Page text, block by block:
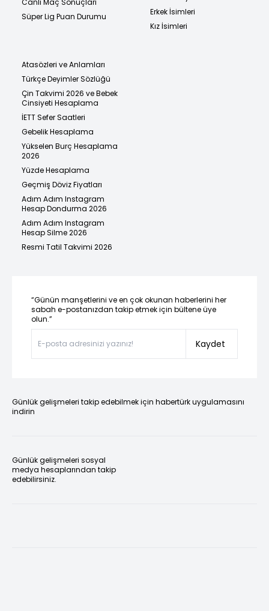
Canlı Maç Sonuçları
Süper Lig Puan Durumu
Erkek İsimleri
Kız İsimleri
Atasözleri ve Anlamları
Türkçe Deyimler Sözlüğü
Çin Takvimi 2026 ve Bebek
Cinsiyeti Hesaplama
İETT Sefer Saatleri
Gebelik Hesaplama
Yükselen Burç Hesaplama
2026
Yüzde Hesaplama
Geçmiş Döviz Fiyatları
Adım Adım Instagram
Hesap Dondurma 2026
Adım Adım Instagram
Hesap Silme 2026
Resmi Tatil Takvimi 2026
“Günün manşetlerini ve en çok okunan haberlerini her
sabah e-postanızdan takip etmek için bültene üye
olun.”
Kaydet
Günlük gelişmeleri takip edebilmek için habertürk uygulamasını
indirin
Günlük gelişmeleri sosyal
medya hesaplarından takip
edebilirsiniz.